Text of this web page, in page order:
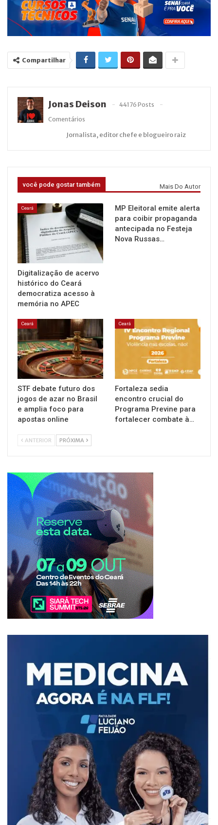
Compartilhar
Jonas Deison
44176 Posts
Comentários
Jornalista, editor chefe e blogueiro raiz
você pode gostar também Mais Do Autor
Ceará
Digitalização de acervo
histórico do Ceará
democratiza acesso à
memória no APEC
MP Eleitoral emite alerta
para coibir propaganda
antecipada no Festeja
Nova Russas…
Ceará
STF debate futuro dos
jogos de azar no Brasil
e amplia foco para
apostas online
Ceará
Fortaleza sedia
encontro crucial do
Programa Previne para
fortalecer combate à…
ANTERIOR PRÓXIMA